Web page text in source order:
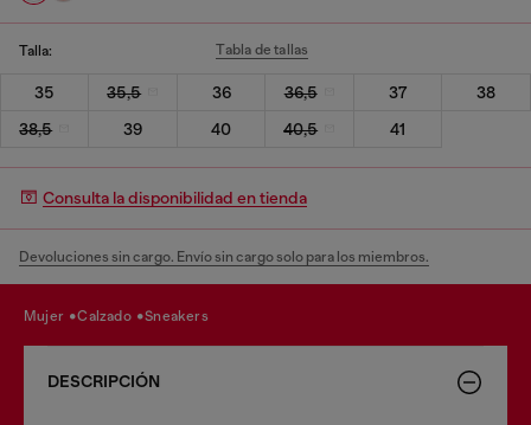
Talla: Tabla de tallas
35 35,5 36 36,5 37
38
38,5
39 40 40,5 41
Consulta la disponibilidad en tienda
Devoluciones sin cargo. Envío sin cargo solo para los miembros.
mujer calzado sneakers
DESCRIPCIÓN